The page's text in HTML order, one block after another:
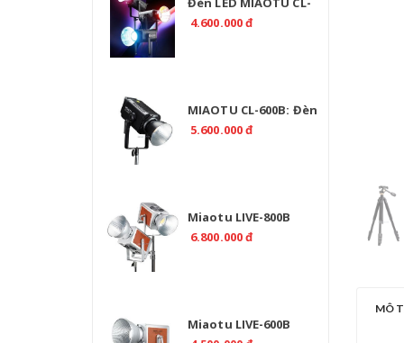
500R RGB 520W Chính
4.600.000 đ
MIAOTU CL-600B: Đèn
Studio LED 2700K-
5.600.000 đ
Miaotu LIVE-800B
Professional 800W Bi
6.800.000 đ
Miaotu LIVE-600B
MÔ